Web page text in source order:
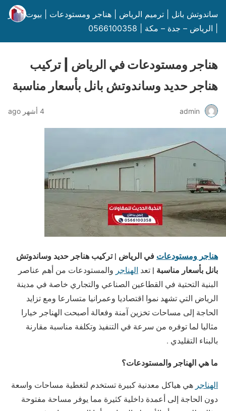
ساندوتش بانل | ترميم الرياض | هناجر ومستودعات | بيوت شعر
| الرياض – جدة – مكة | 0566100358
هناجر ومستودعات في الرياض | تركيب
هناجر حديد وساندوتش بانل بأسعار مناسبة
admin 4 أشهر ago
هناجر ومستودعات في الرياض | تركيب هناجر حديد وساندوتش
بانل بأسعار مناسبة | تعد الهناجر والمستودعات من أهم عناصر
البنية التحتية في القطاعين الصناعي والتجاري خاصة في مدينة
الرياض التي تشهد نموا اقتصاديا وعمرانيا متسارعا ومع تزايد
الحاجة إلى مساحات تخزين آمنة وفعالة أصبحت الهناجر خيارا
مثاليا لما توفره من سرعة في التنفيذ وتكلفة مناسبة مقارنة
بالبناء التقليدي .
ما هي الهناجر والمستودعات؟
الهناجر هي هياكل معدنية كبيرة تستخدم لتغطية مساحات واسعة
دون الحاجة إلى أعمدة داخلية كثيرة مما يوفر مساحة مفتوحة